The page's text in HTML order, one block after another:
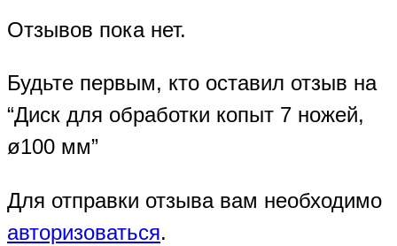
Отзывов пока нет.
Будьте первым, кто оставил отзыв на
“Диск для обработки копыт 7 ножей,
ø100 мм”
Для отправки отзыва вам необходимо
авторизоваться.